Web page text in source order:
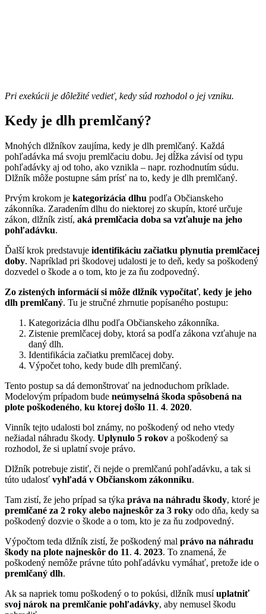
Pri exekúcii je dôležité vedieť, kedy súd rozhodol o jej vzniku.
Kedy je dlh premlčaný?
Mnohých dlžníkov zaujíma, kedy je dlh premlčaný. Každá
pohľadávka má svoju premlčaciu dobu. Jej dĺžka závisí od typu
pohľadávky aj od toho, ako vznikla – napr. rozhodnutím súdu.
Dlžník môže postupne sám prísť na to, kedy je dlh premlčaný.
Prvým krokom je kategorizácia dlhu podľa Občianskeho
zákonníka. Zaradením dlhu do niektorej zo skupín, ktoré určuje
zákon, dlžník zistí, aká premlčacia doba sa vzťahuje na jeho
pohľadávku.
Ďalší krok predstavuje identifikáciu začiatku plynutia premlčacej
doby. Napríklad pri škodovej udalosti je to deň, kedy sa poškodený
dozvedel o škode a o tom, kto je za ňu zodpovedný.
Zo zistených informácií si môže dlžník vypočítať, kedy je jeho
dlh premlčaný. Tu je stručné zhrnutie popísaného postupu:
Kategorizácia dlhu podľa Občianskeho zákonníka.
Zistenie premlčacej doby, ktorá sa podľa zákona vzťahuje na
daný dlh.
Identifikácia začiatku premlčacej doby.
Výpočet toho, kedy bude dlh premlčaný.
Tento postup sa dá demonštrovať na jednoduchom príklade.
Modelovým prípadom bude neúmyselná škoda spôsobená na
plote poškodeného, ku ktorej došlo 11. 4. 2020.
Vinník tejto udalosti bol známy, no poškodený od neho vtedy
nežiadal náhradu škody. Uplynulo 5 rokov a poškodený sa
rozhodol, že si uplatní svoje právo.
Dlžník potrebuje zistiť, či nejde o premlčanú pohľadávku, a tak si
túto udalosť vyhľadá v Občianskom zákonníku.
Tam zistí, že jeho prípad sa týka práva na náhradu škody, ktoré je
premlčané za 2 roky alebo najneskôr za 3 roky odo dňa, kedy sa
poškodený dozvie o škode a o tom, kto je za ňu zodpovedný.
Výpočtom teda dlžník zistí, že poškodený mal právo na náhradu
škody na plote najneskôr do 11. 4. 2023. To znamená, že
poškodený nemôže právne túto pohľadávku vymáhať, pretože ide o
premlčaný dlh.
Ak sa napriek tomu poškodený o to pokúsi, dlžník musíuplatniť
svoj nárok na premlčanie pohľadávky, aby nemusel škodu